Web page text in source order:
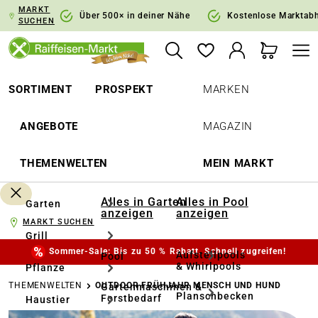
Zur Hauptnavigation springen
MARKT
SUCHEN
Über 500× in deiner Nähe Kostenlose
SORTIMENT PROSPEKT
ANGEBOTE
THEMENWELTEN
MARKEN
MAGAZIN
MEIN MARKT
Garten
Grill
Pflanze
Haustier
Alles in Garten
anzeigen
Pool
Gartenmaschinen &
Forstbedarf
Alles in Pool
anzeigen
Aufstellpools
& Whirlpools
Planschbecken
MARKT SUCHEN
Sommer-Sale: Bis zu 50 % Rabatt. Schnell zugreifen!
THEMENWELTEN OUTDOOR FRÜHJAHR MENSCH UND HUND